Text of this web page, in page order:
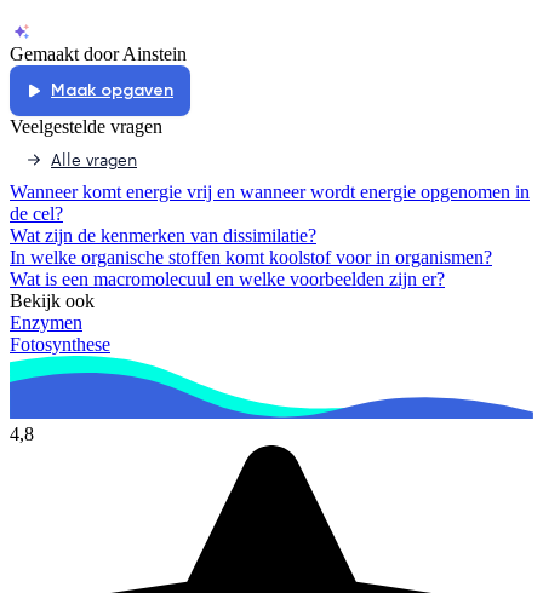
Gemaakt door Ainstein
Maak opgaven
Veelgestelde vragen
Alle vragen
Wanneer komt energie vrij en wanneer wordt energie opgenomen in
de cel?
Wat zijn de kenmerken van dissimilatie?
In welke organische stoffen komt koolstof voor in organismen?
Wat is een macromolecuul en welke voorbeelden zijn er?
Bekijk ook
Enzymen
Fotosynthese
4,8